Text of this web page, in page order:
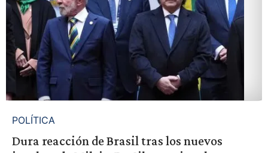
POLÍTICA
Dura reacción de Brasil tras los nuevos